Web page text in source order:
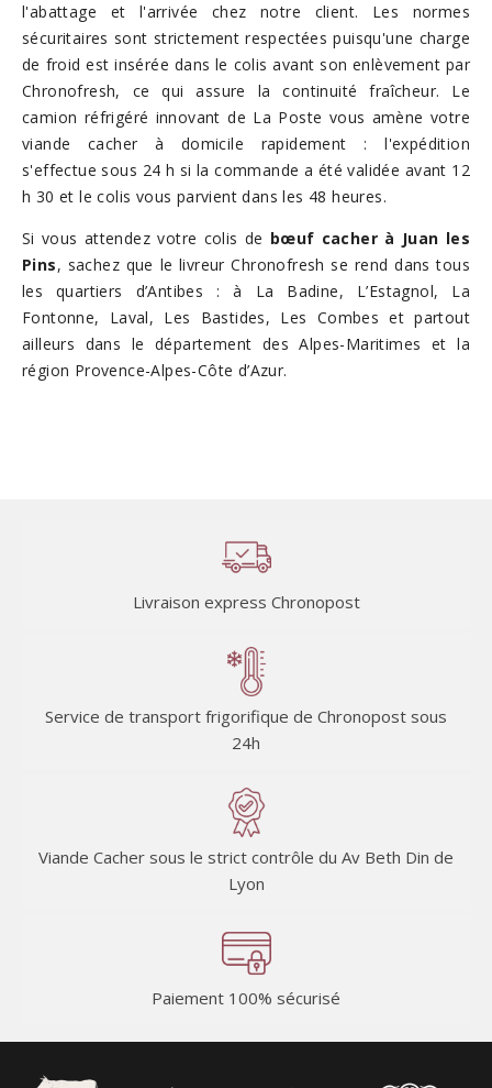
l'abattage et l'arrivée chez notre client. Les normes
sécuritaires sont strictement respectées puisqu'une charge
de froid est insérée dans le colis avant son enlèvement par
Chronofresh, ce qui assure la continuité fraîcheur. Le
camion réfrigéré innovant de La Poste vous amène votre
viande cacher à domicile rapidement : l'expédition
s'effectue sous 24 h si la commande a été validée avant 12
h 30 et le colis vous parvient dans les 48 heures.
Si vous attendez votre colis de bœuf cacher à Juan les
Pins, sachez que le livreur Chronofresh se rend dans tous
les quartiers d’Antibes : à La Badine, L’Estagnol, La
Fontonne, Laval, Les Bastides, Les Combes et partout
ailleurs dans le département des Alpes-Maritimes et la
région Provence-Alpes-Côte d’Azur.
Livraison express Chronopost
Service de transport frigorifique de Chronopost sous
24h
Viande Cacher sous le strict contrôle du Av Beth Din de
Lyon
Paiement 100% sécurisé